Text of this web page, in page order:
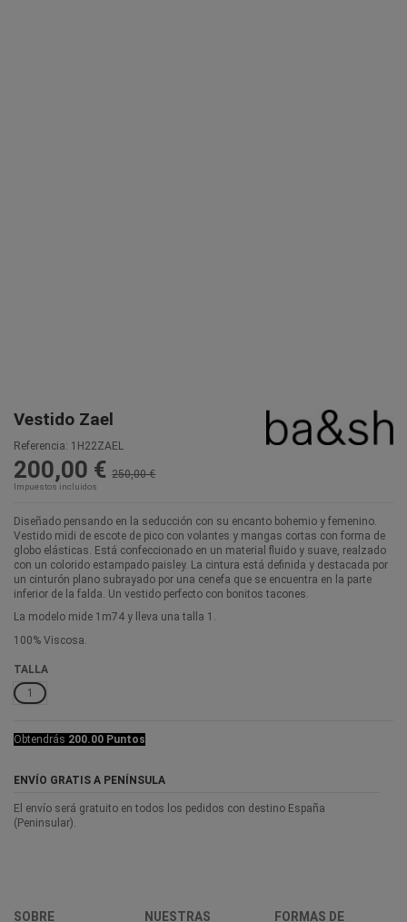
Vestido Zael
Referencia: 1H22ZAEL
200,00 € 250,00 €
Impuestos incluidos
Diseñado pensando en la seducción con su encanto bohemio y femenino.
Vestido midi de escote de pico con volantes y mangas cortas con forma de
globo elásticas. Está confeccionado en un material fluido y suave, realzado
con un colorido estampado paisley. La cintura está definida y destacada por
un cinturón plano subrayado por una cenefa que se encuentra en la parte
inferior de la falda. Un vestido perfecto con bonitos tacones.
La modelo mide 1m74 y lleva una talla 1.
100% Viscosa.
TALLA
1
Obtendrás 200.00 Puntos
ENVÍO GRATIS A PENÍNSULA
El envío será gratuito en todos los pedidos con destino España
(Peninsular).
SOBRE NUESTRAS FORMAS DE